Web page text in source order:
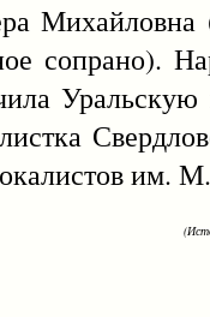
Михайловна
им.